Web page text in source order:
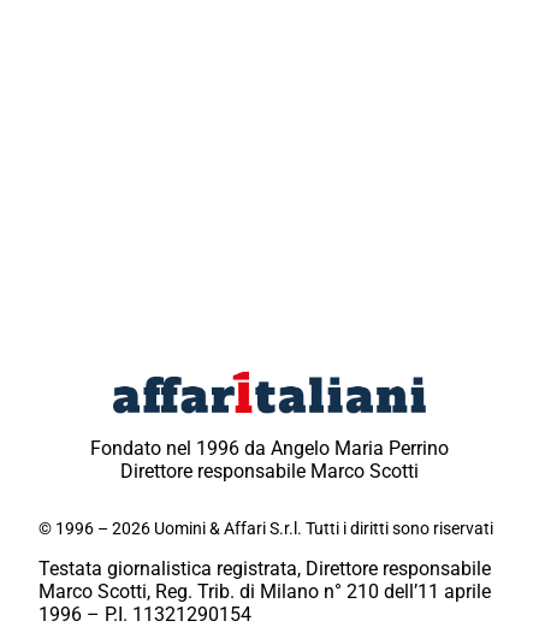
Fondato nel 1996 da Angelo Maria Perrino
Direttore responsabile Marco Scotti
© 1996 – 2026 Uomini & Affari S.r.l. Tutti i diritti sono riservati
Testata giornalistica registrata, Direttore responsabile
Marco Scotti, Reg. Trib. di Milano n° 210 dell’11 aprile
1996 – P.I. 11321290154